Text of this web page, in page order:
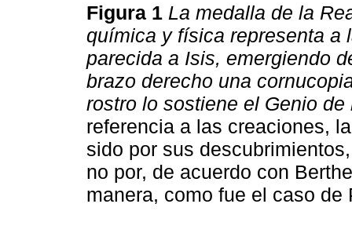
Figura 1 La medalla de la
química y física representa a
parecida a Isis, emergiendo
brazo derecho una
rostro lo sostiene el Genio de
referencia a las creaciones,
sido por sus
no por, de acuerdo con
manera, como fue el caso